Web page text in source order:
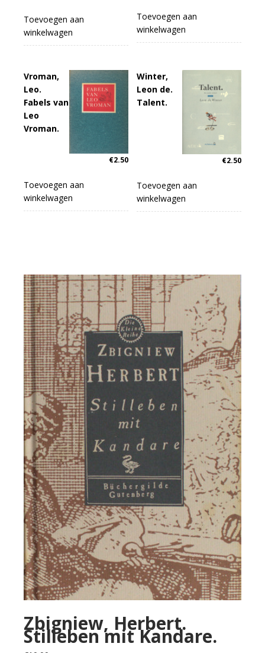
Toevoegen aan
winkelwagen
Toevoegen aan
winkelwagen
Vroman,
Leo.
Fabels van
Leo
Vroman.
€2.50
Toevoegen aan
winkelwagen
Winter,
Leon de.
Talent.
€2.50
Toevoegen aan
winkelwagen
Zbigniew, Herbert.
Stilleben mit Kandare.